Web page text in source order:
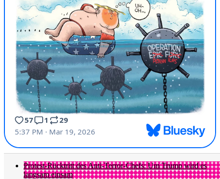
Protest-Rücktritt des Anti-Terror-Chefs: Um Trump wird es
langsam einsam